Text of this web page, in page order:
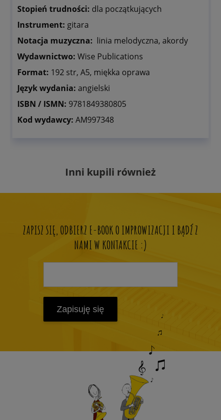
Stopień trudności: dla początkujących
Instrument: gitara
Notacja muzyczna: linia melodyczna, akordy
Wydawnictwo: Wise Publications
Format: 192 str, A5, miękka oprawa
Język wydania: angielski
ISBN / ISMN: 9781849380805
Kod wydawcy: AM997348
Inni kupili również
ZAPISZ SIĘ, ODBIERZ E-BOOK O IMPROWIZACJI I BĄDŹ Z
NAMI W KONTAKCIE :)
Zapisuję się